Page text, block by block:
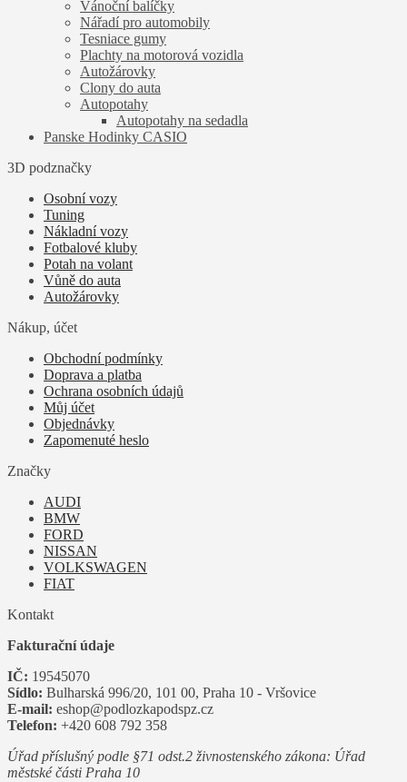
Vánoční balíčky
Nářadí pro automobily
Tesniace gumy
Plachty na motorová vozidla
Autožárovky
Clony do auta
Autopotahy
Autopotahy na sedadla
Panske Hodinky CASIO
3D podznačky
Osobní vozy
Tuning
Nákladní vozy
Fotbalové kluby
Potah na volant
Vůně do auta
Autožárovky
Nákup, účet
Obchodní podmínky
Doprava a platba
Ochrana osobních údajů
Můj účet
Objednávky
Zapomenuté heslo
Značky
AUDI
BMW
FORD
NISSAN
VOLKSWAGEN
FIAT
Kontakt
Fakturační údaje
IČ: 19545070
Sídlo: Bulharská 996/20, 101 00, Praha 10 - Vršovice
E-mail: eshop@podlozkapodspz.cz
Telefon: +420 608 792 358
Úřad příslušný podle §71 odst.2 živnostenského zákona: Úřad
městské části Praha 10